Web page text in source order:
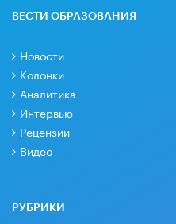
ВЕСТИ ОБРАЗОВАНИЯ
Новости
Колонки
Аналитика
Интервью
Рецензии
Видео
РУБРИКИ